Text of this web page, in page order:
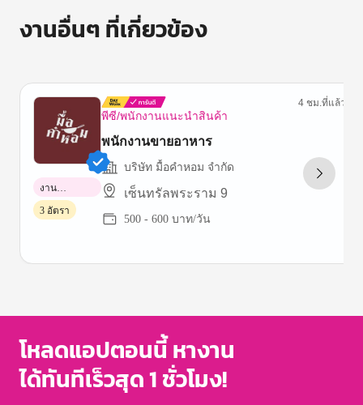
งานอื่นๆ ที่เกี่ยวข้อง
พีซี/พนักงานแนะนำสินค้า
4 ชม.ที่แล้ว
พนักงานขายอาหาร
บริษัท มื้อคำหอม จำกัด
เซ็นทรัลพระราม 9
500 - 600 บาท/วัน
งาน
พาร์ทไทม์
3 อัตรา
of
โหลดแอปตอนนี้ หางาน
ได้ทันทีเร็วสุด 1 ชั่วโมง!